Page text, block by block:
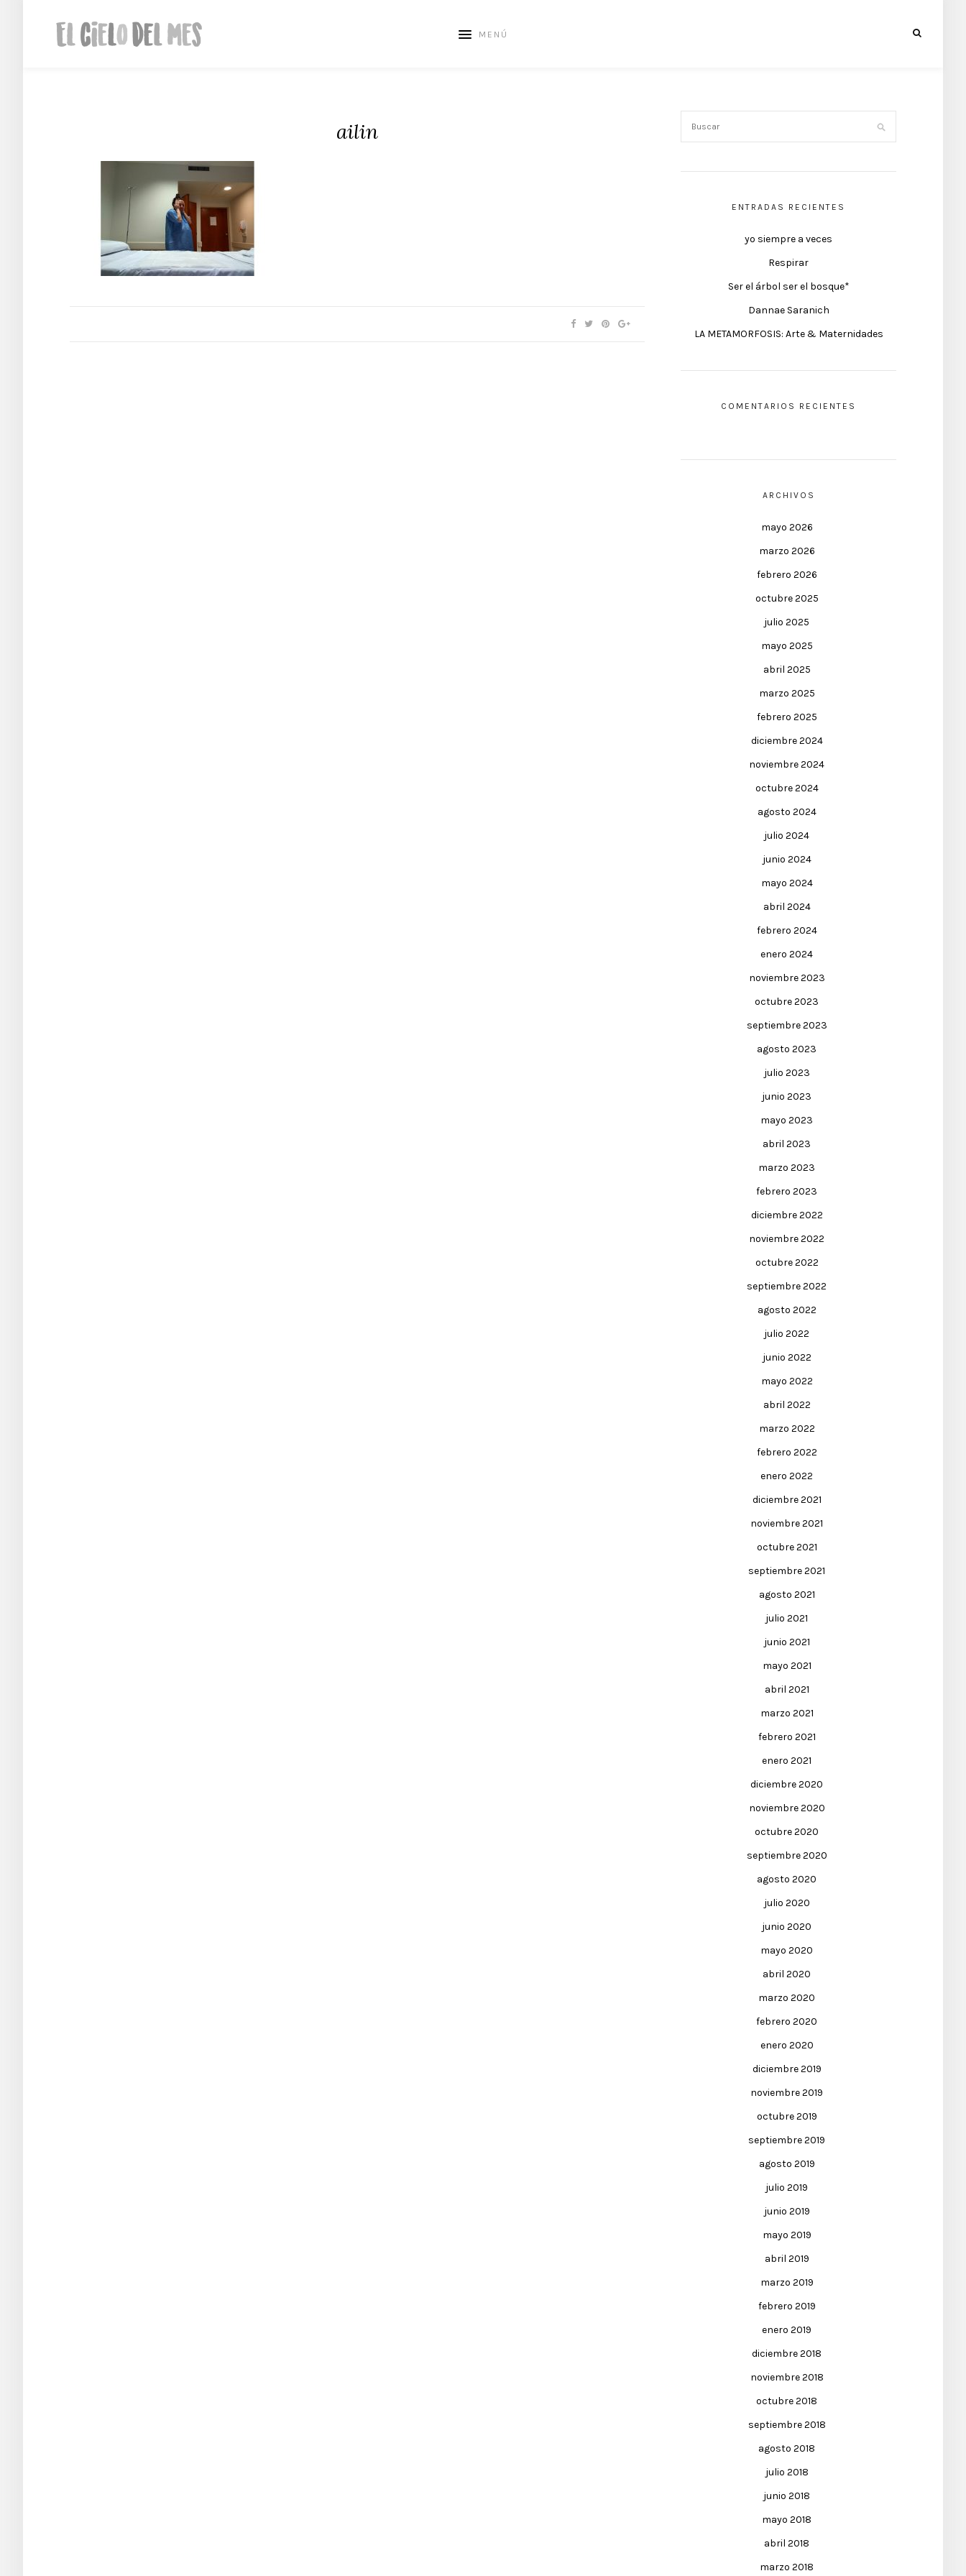
MENÚ
ailin
ENTRADAS RECIENTES
yo siempre a veces
Respirar
Ser el árbol ser el bosque*
Dannae Saranich
LA METAMORFOSIS: Arte & Maternidades
COMENTARIOS RECIENTES
ARCHIVOS
mayo 2026
marzo 2026
febrero 2026
octubre 2025
julio 2025
mayo 2025
abril 2025
marzo 2025
febrero 2025
diciembre 2024
noviembre 2024
octubre 2024
agosto 2024
julio 2024
junio 2024
mayo 2024
abril 2024
febrero 2024
enero 2024
noviembre 2023
octubre 2023
septiembre 2023
agosto 2023
julio 2023
junio 2023
mayo 2023
abril 2023
marzo 2023
febrero 2023
diciembre 2022
noviembre 2022
octubre 2022
septiembre 2022
agosto 2022
julio 2022
junio 2022
mayo 2022
abril 2022
marzo 2022
febrero 2022
enero 2022
diciembre 2021
noviembre 2021
octubre 2021
septiembre 2021
agosto 2021
julio 2021
junio 2021
mayo 2021
abril 2021
marzo 2021
febrero 2021
enero 2021
diciembre 2020
noviembre 2020
octubre 2020
septiembre 2020
agosto 2020
julio 2020
junio 2020
mayo 2020
abril 2020
marzo 2020
febrero 2020
enero 2020
diciembre 2019
noviembre 2019
octubre 2019
septiembre 2019
agosto 2019
julio 2019
junio 2019
mayo 2019
abril 2019
marzo 2019
febrero 2019
enero 2019
diciembre 2018
noviembre 2018
octubre 2018
septiembre 2018
agosto 2018
julio 2018
junio 2018
mayo 2018
abril 2018
marzo 2018